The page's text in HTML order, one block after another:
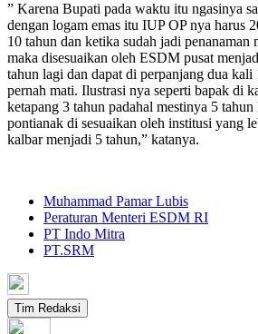
” Karena Bupati pada waktu itu ngasinya
dengan logam emas itu IUP OP nya harus
10 tahun dan ketika sudah jadi penanaman
maka disesuaikan oleh ESDM pusat
tahun lagi dan dapat di perpanjang dua
pernah mati. Ilustrasi nya seperti bapak di
ketapang 3 tahun padahal mestinya 5
pontianak di sesuaikan oleh institusi yang
kalbar menjadi 5 tahun,” katanya.
Muhammad Pamar Lubis
Peraturan Menteri ESDM RI
PT Indo Mitra
PT.SRM
Tim Redaksi